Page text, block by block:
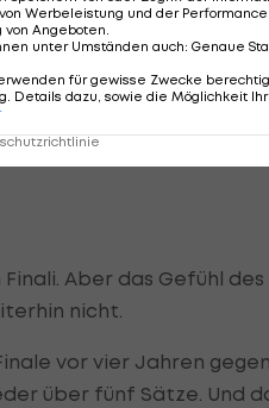
können. Es war
Tattoo. Zwei zu Ehren
kommt eins mit dem
Aber das Gefühl
nicht.
vor vier Jahren gegen
über fünf Sätze. Und
Werbeleistung und der
von Angeboten.
unter Umständen auch: Genaue
für gewisse Zwecke
Details dazu, sowie die Möglichkeit